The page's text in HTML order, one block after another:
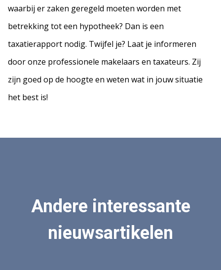
waarbij er zaken geregeld moeten worden met
betrekking tot een hypotheek? Dan is een
taxatierapport nodig. Twijfel je? Laat je informeren
door onze professionele makelaars en taxateurs. Zij
zijn goed op de hoogte en weten wat in jouw situatie
het best is!
Andere interessante
nieuwsartikelen